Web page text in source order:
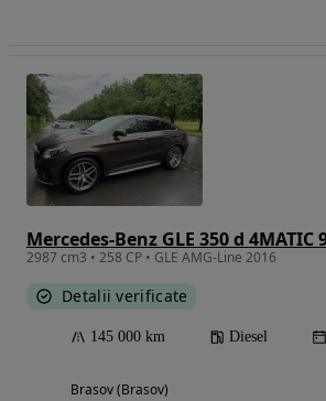
2987 cm3 • 258 CP • GLE AMG-Line 2016
Detalii verificate
145 000 km Diesel
Brasov (Brasov)